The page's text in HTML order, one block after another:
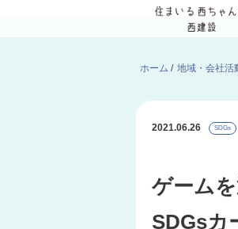
ホーム / 地域・会社活
2021.06.26 SDGs
ゲーム
SDGsカ